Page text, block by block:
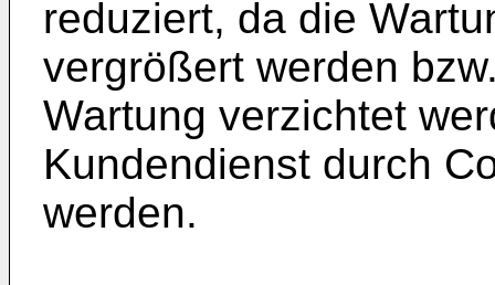
reduziert, da die
vergrößert werden
Wartung verzichtet
Kundendienst durch
werden.